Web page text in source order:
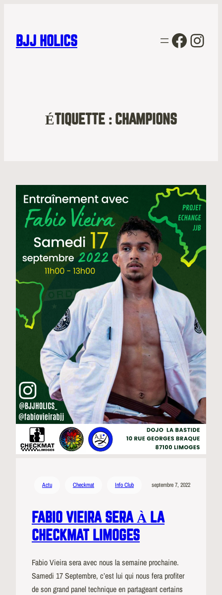
BJJ HOLICS
ÉTIQUETTE : CHAMPIONS
Actu Checkmat Info Club septembre 7, 2022
FABIO VIEIRA SERA À LA
CHECKMAT LIMOGES
Fabio Vieira sera avec nous la semaine prochaine.
Samedi 17 Septembre, c’est lui qui nous fera profiter
de son grand panel technique en partageant certains